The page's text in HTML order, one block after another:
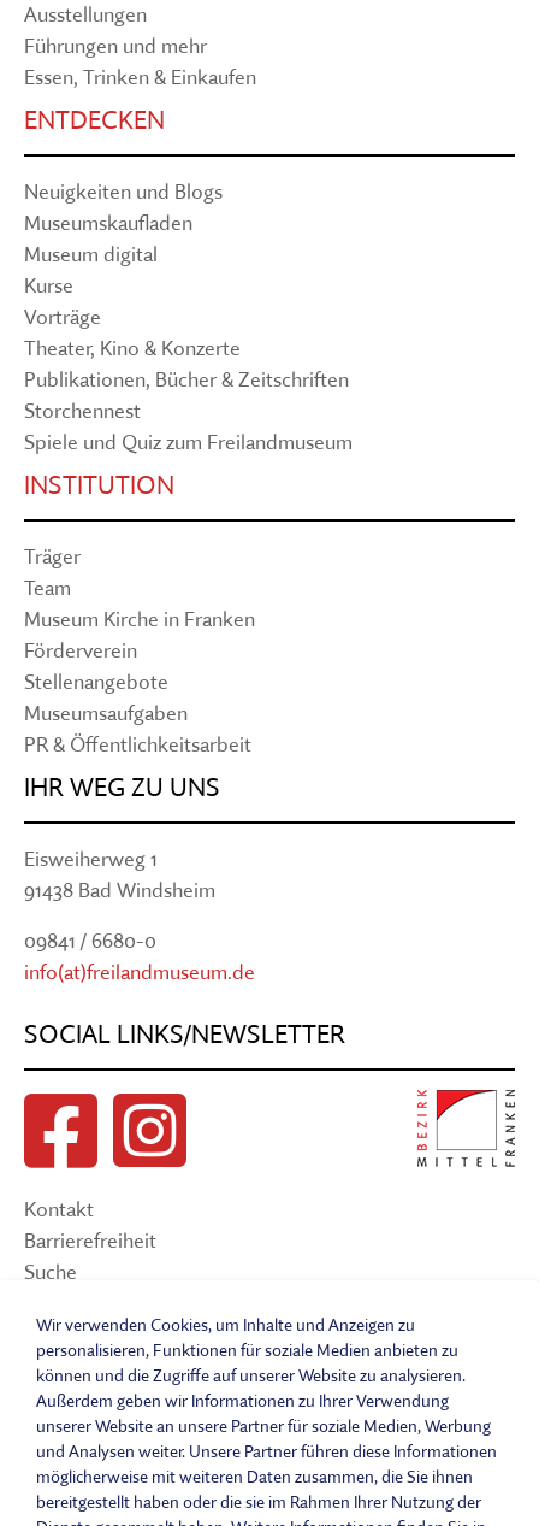
Ausstellungen
Führungen und mehr
Essen, Trinken & Einkaufen
ENTDECKEN
Neuigkeiten und Blogs
Museumskaufladen
Museum digital
Kurse
Vorträge
Theater, Kino & Konzerte
Publikationen, Bücher & Zeitschriften
Storchennest
Spiele und Quiz zum Freilandmuseum
INSTITUTION
Träger
Team
Museum Kirche in Franken
Förderverein
Stellenangebote
Museumsaufgaben
PR & Öffentlichkeitsarbeit
IHR WEG ZU UNS
Eisweiherweg 1
91438 Bad Windsheim
09841 / 6680-0
info(at)freilandmuseum.de
SOCIAL LINKS/NEWSLETTER
Kontakt
Barrierefreiheit
Suche
Impressum
Datenschutzerklärung
Barrierefreiheitserklärung
Leichte Sprache
Widerrufsbelehrung
Vertrag widerrufen
Wir verwenden Cookies, um Inhalte und Anzeigen zu
personalisieren, Funktionen für soziale Medien anbieten zu
können und die Zugriffe auf unserer Website zu analysieren.
Außerdem geben wir Informationen zu Ihrer Verwendung
unserer Website an unsere Partner für soziale Medien, Werbung
und Analysen weiter. Unsere Partner führen diese Informationen
möglicherweise mit weiteren Daten zusammen, die Sie ihnen
bereitgestellt haben oder die sie im Rahmen Ihrer Nutzung der